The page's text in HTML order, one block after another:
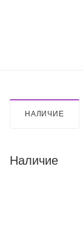
НАЛИЧИЕ
Наличие